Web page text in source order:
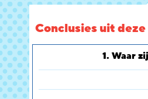
Conclusies uit deze
1. Waar